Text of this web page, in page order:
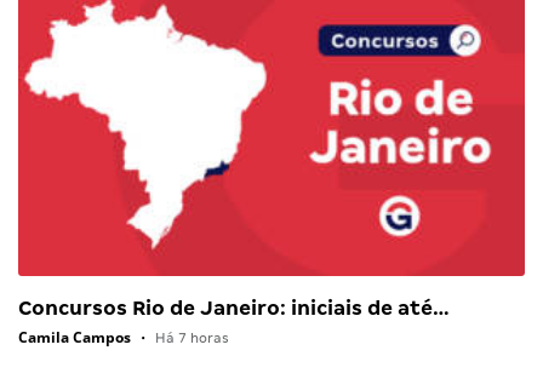
Concursos Rio de Janeiro: iniciais de até…
Camila Campos • Há 7 horas